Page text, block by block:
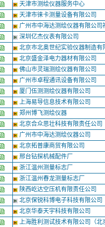
天津市测绘仪器服务中心
天津市徕卡测量设备有限公司
广州市中海达测绘仪器有限公
深圳亿杰仪表有限公司
北京市北奥世纪实验仪器制造
北京盛金泽电力器材有限公司
佛山市灵瑞测绘仪器有限公司
广州市卓程通讯设备有限公司
厦门伍测测绘仪器有限公司
上海易导信息技术有限公司
郑州博飞测绘仪器
北京合众思壮科技有限责任公司
广州市中海达测绘仪器公司
北京拓普康商贸有限公司
邢台钻探机械配件厂
浙江温州测量标志厂
浙江温州春龙测量标志厂
陕西屹达空压机有限责任公司
北京保锐科博电子科技有限公司
北京华泰天宇科技有限公司
上海胜利测试技术有限公司（